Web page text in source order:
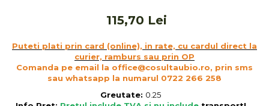
Alimente de baza
Cereale, fulgi din cereale, mic
115,70 Lei
Puteti plati prin card (online), in rate, cu cardul direct la
curier, ramburs sau prin OP
Comanda pe email la office@cosultaubio.ro, prin sms
sau whatsapp la numarul 0722 266 258
Greutate: 0.25